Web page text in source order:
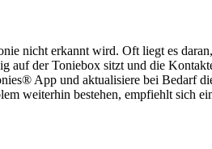
nicht erkannt wird. Oft liegt es
auf der Toniebox sitzt und die
App und aktualisiere bei Bedarf
weiterhin bestehen, empfiehlt sich